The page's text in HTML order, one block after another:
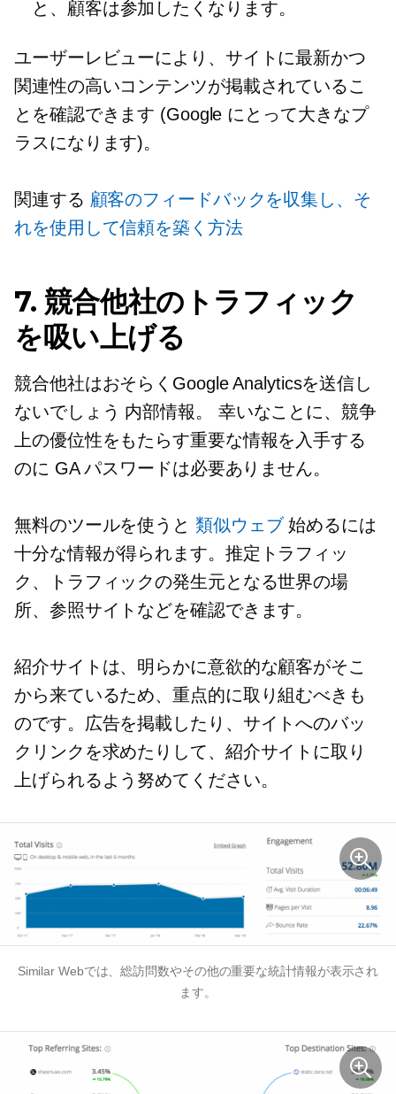
と、顧客は参加したくなります。
ユーザーレビューにより、サイトに最新かつ
関連性の高いコンテンツが掲載されているこ
とを確認できます (Google にとって大きなプ
ラスになります)。
関連する 顧客のフィードバックを収集し、そ
れを使用して信頼を築く方法
7. 競合他社のトラフィック
を吸い上げる
競合他社はおそらくGoogle Analyticsを送信し
ないでしょう 内部情報。
幸いなことに、競争
上の優位性をもたらす重要な情報を入手する
のに GA パスワードは必要ありません。
無料のツールを使うと 類似ウェブ始めるには
十分な情報が得られます。推定トラフィッ
ク、トラフィックの発生元となる世界の場
所、参照サイトなどを確認できます。
紹介サイトは、明らかに意欲的な顧客がそこ
から来ているため、重点的に取り組むべきも
のです。広告を掲載したり、サイトへのバッ
クリンクを求めたりして、紹介サイトに取り
上げられるよう努めてください。
Similar Webでは、総訪問数やその他の重要な統計情報が表示され
ます。